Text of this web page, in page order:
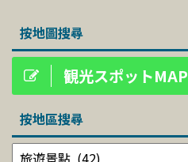
按地圖搜尋
観光スポットMAP
按地區搜尋